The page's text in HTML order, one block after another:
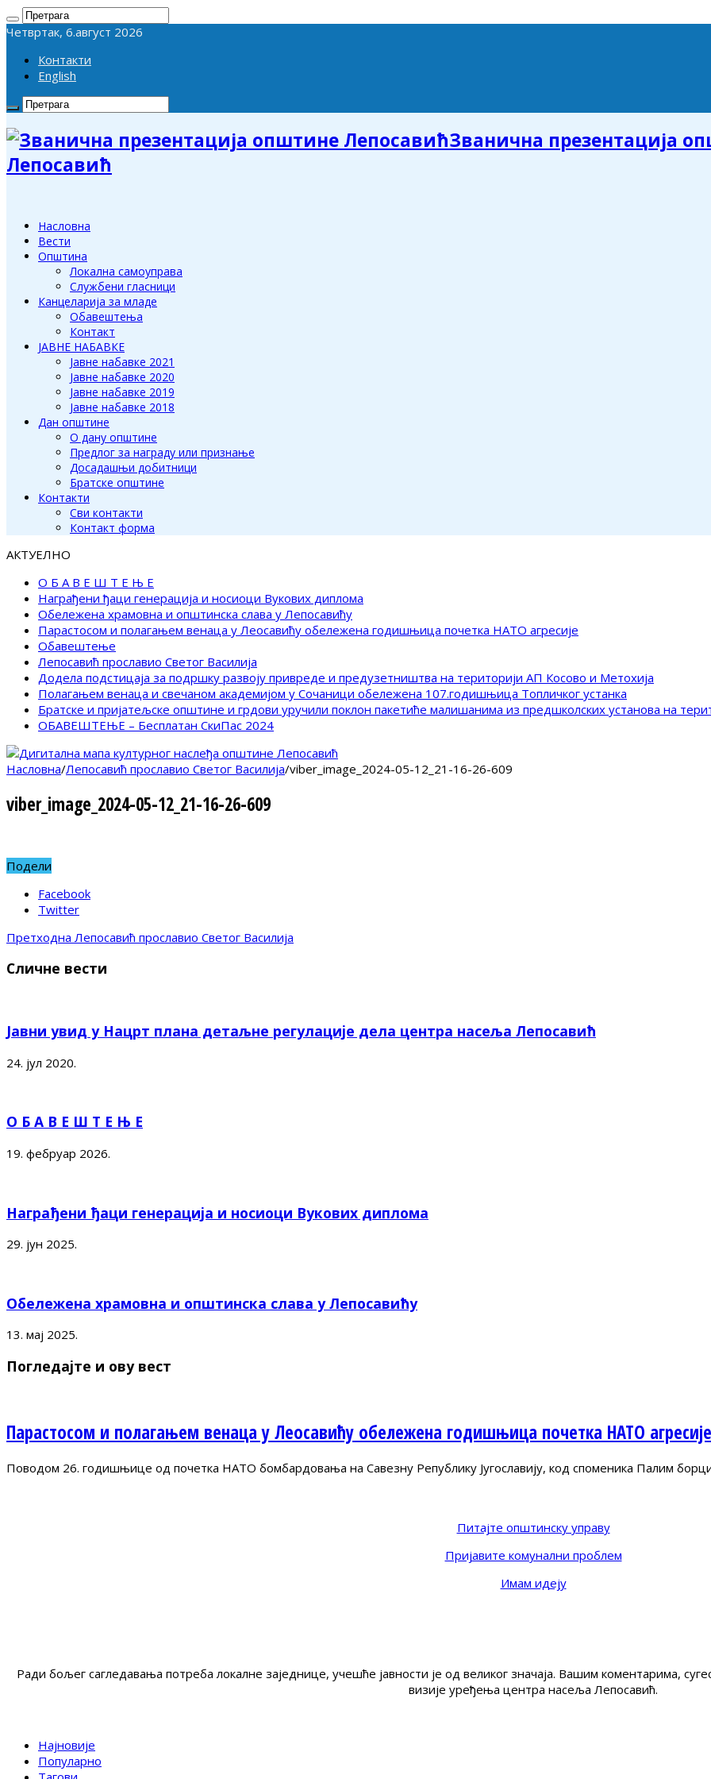
Четвртак, 6.август 2026
Контакти
English
Званична презентација
Лепосавић
Насловна
Вести
Општина
Локална самоуправа
Службени гласници
Канцеларија за младе
Обавештења
Контакт
ЈАВНЕ НАБАВКЕ
Јавне набавке 2021
Јавне набавке 2020
Јавне набавке 2019
Јавне набавке 2018
Дан општине
О дану општине
Предлог за награду или признање
Досадашњи добитници
Братске општине
Контакти
Сви контакти
Контакт форма
АКТУЕЛНО
О Б А В Е Ш Т Е Њ Е
Награђени ђаци генерација и носиоци Вукових диплома
Обележена храмовна и општинска слава у Лепосавићу
Парастосом и полагањем венаца у Леосавићу обележена годишњица почетка НАТО агресије
Обавештење
Лепосавић прославио Светог Василија
Додела подстицаја за подршку развоју привреде и предузетништва на територији АП Косово и Метохија
Полагањем венаца и свечаном академијом у Сочаници обележена 107.годишњица Топличког устанка
Братске и пријатељске општине и грдови уручили поклон пакетиће малишанима из предшколских установа на
ОБАВЕШТЕЊЕ – Бесплатан СкиПас 2024
Насловна/Лепосавић прославио Светог Василија/viber_image_2024-05-12_21-16-26-609
viber_image_2024-05-12_21-16-26-609
Подели
Facebook
Twitter
Претходна Лепосавић прославио Светог Василија
Сличне вести
Јавни увид у Нацрт плана детаљне регулације дела центра насеља Лепосавић
24. јул 2020.
О Б А В Е Ш Т Е Њ Е
19. фебруар 2026.
Награђени ђаци генерација и носиоци Вукових диплома
29. јун 2025.
Обележена храмовна и општинска слава у Лепосавићу
13. мај 2025.
Погледајте и ову вест
Парастосом и полагањем венаца у Леосавићу обележена годишњица почетка НАТО агресије
Поводом 26. годишњице од почетка НАТО бомбардовања на Савезну Републику Југославију, код споменика Палим
Питајте општинску управу
Пријавите комунални проблем
Имам идеју
Ради бољег сагледавања потреба локалне заједнице, учешће јавности је од великог значаја. Вашим коментарима,
визије уређења центра насеља Лепосавић.
Најновије
Популарно